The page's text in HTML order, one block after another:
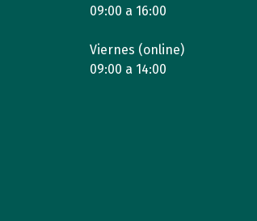
09:00 a 16:00
Viernes (online)
09:00 a 14:00